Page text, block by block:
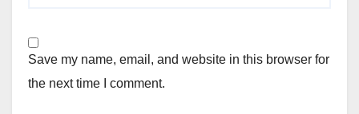
Save my name, email, and website in this browser for
the next time I comment.